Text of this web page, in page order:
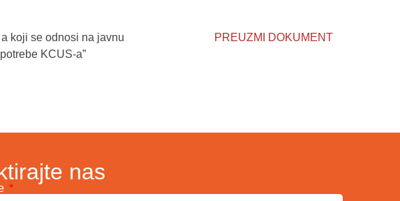
koji se odnosi na javnu
KCUS-a”
PREUZMI DOKUMENT
nas